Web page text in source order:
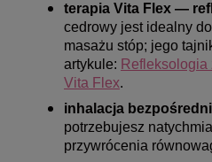
terapia Vita Flex —
cedrowy jest idealny
masażu stóp; jego
artykule: Refleksologia
Vita Flex.
inhalacja
potrzebujesz
przywrócenia